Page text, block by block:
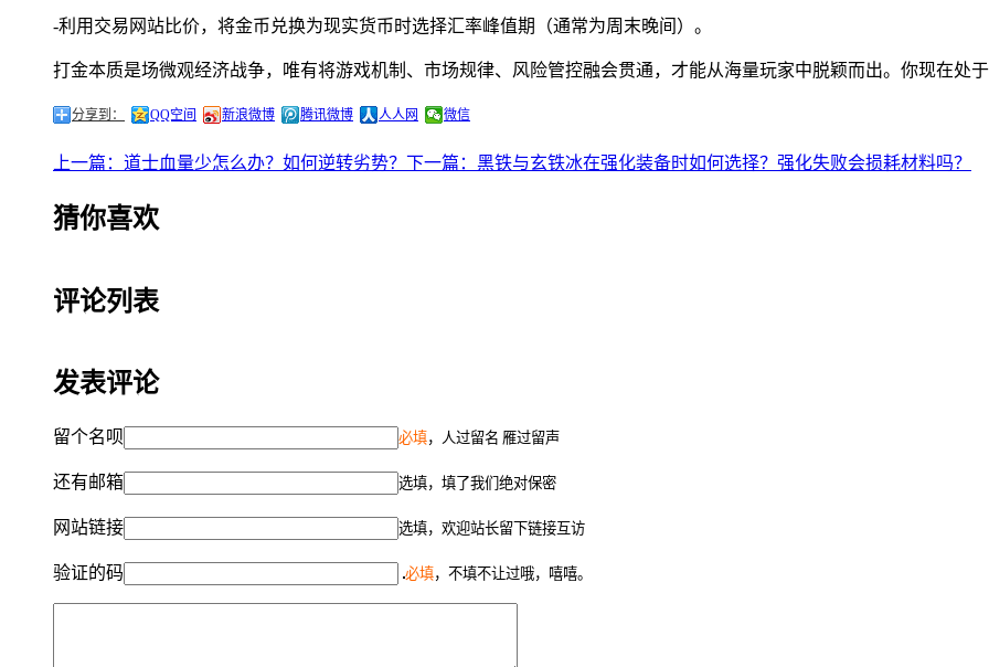
-利用交易网站比价，将金币兑换为现实货币时选择汇率峰值期（通常为周末晚间）。
打金本质是场微观经济战争，唯有将游戏机制、市场规律、风险管控融会贯通，才能从海量玩家中脱颖而出。你现在处于
分享到： QQ空间 新浪微博 腾讯微博 人人网 微信
上一篇：道士血量少怎么办？如何逆转劣势？ 下一篇：黑铁与玄铁冰在强化装备时如何选择？强化失败会损耗材料吗？
猜你喜欢
评论列表
发表评论
留个名呗 必填，人过留名 雁过留声
还有邮箱 选填，填了我们绝对保密
网站链接 选填，欢迎站长留下链接互访
验证的码 必填，不填不让过哦，嘻嘻。